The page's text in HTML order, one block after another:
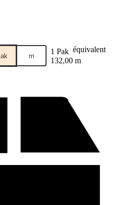
m 1 Pak équivalent
132,00 m